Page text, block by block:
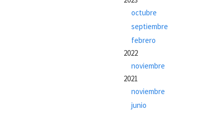
octubre
septiembre
febrero
2022
noviembre
2021
noviembre
junio